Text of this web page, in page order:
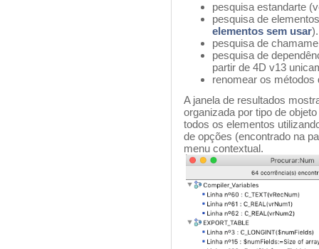
pesquisa estandarte
pesquisa de
elementos sem usar).
pesquisa de
pesquisa de
partir de 4D v13
renomear os
A janela de resultados
organizada por tipo de
todos os elementos
de opções (encontrado na
menu contextual.